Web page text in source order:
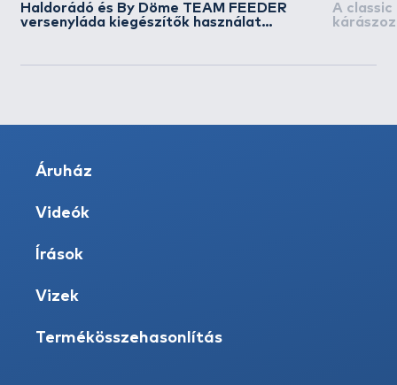
Haldorádó és By Döme TEAM FEEDER
versenyláda kiegészítők használat
A
Áruház
Videók
Írások
Vizek
Termékösszehasonlítás